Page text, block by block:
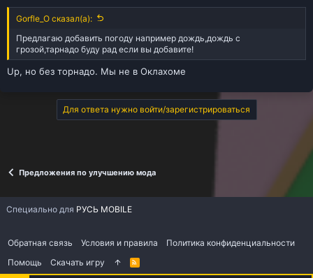
Gorfle_O сказал(а):
Предлагаю добавить погоду например дождь,дождь с
грозой,тарнадо буду рад если вы добавите!
Up, но без торнадо. Мы не в Оклахоме
Для ответа нужно войти/зарегистрироваться
Предложения по улучшению мода
Обратная связь Условия и правила
Политика конфиденциальности
Помощь
Скачать игру
R
Специально для РУСЬ MOBILE